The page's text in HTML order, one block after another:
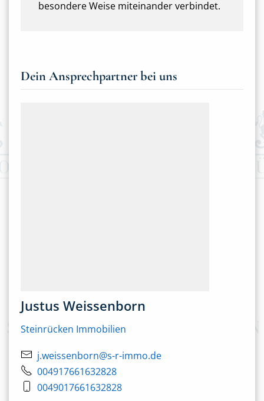
besondere Weise miteinander verbindet.
Dein Ansprechpartner bei uns
Justus Weissenborn
Steinrücken Immobilien
j.weissenborn@s-r-immo.de
004917661632828
0049017661632828